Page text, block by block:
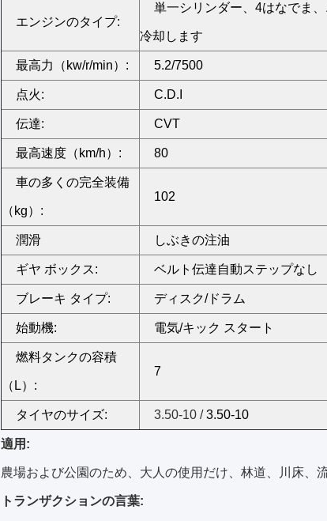
エンジンのタイプ:
単一シリンダー、4はなでま
冷却します
最高力（kw/r/min）: 5.2/7500
点火: C.D.I
伝達: CVT
最高速度（km/h）: 80
車の多くの完全装備
（kg）:
102
潤滑 しぶきの注油
ギヤ ボックス: ベルト伝達自動ステップなし
ブレーキ タイプ: ディスク/ドラム
始動機: 電気/キック スタート
燃料タンクの容積
（L）:
7
タイヤのサイズ: 3.50-10 /3.50-10
適用:
農場および公園のため、大人の使用だけ、林道、川床、
トランザクションの言葉: